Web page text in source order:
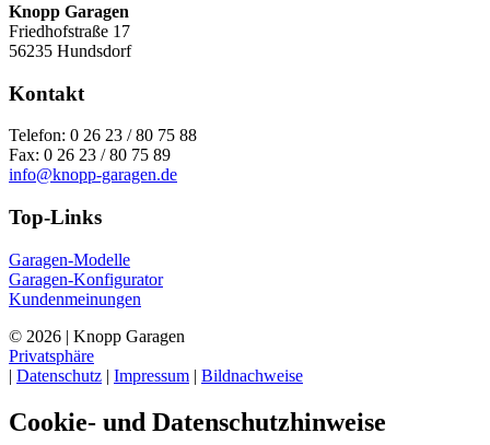
Knopp Garagen
Friedhofstraße 17
56235 Hundsdorf
Kontakt
Telefon: 0 26 23 / 80 75 88
Fax: 0 26 23 / 80 75 89
info@knopp-garagen.de
Top-Links
Garagen-Modelle
Garagen-Konfigurator
Kundenmeinungen
© 2026 | Knopp Garagen
Privatsphäre
| Datenschutz | Impressum | Bildnachweise
Cookie- und Datenschutzhinweise